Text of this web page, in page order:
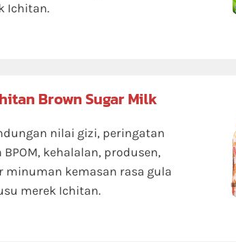
Ichitan.
Brown Sugar Milk
nilai gizi, peringatan
kehalalan, produsen,
kemasan rasa gula
merek Ichitan.